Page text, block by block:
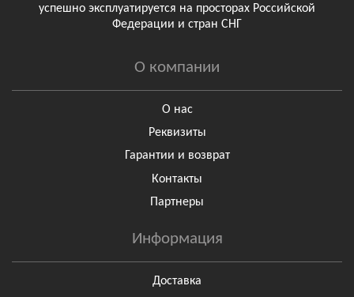
успешно эксплуатируется на просторах Российской
Федерации и стран СНГ
О компании
О нас
Реквизиты
Гарантии и возврат
Контакты
Партнеры
Информация
Доставка